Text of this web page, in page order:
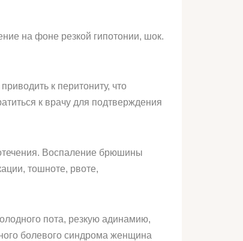
на фоне резкой гипотонии, шок.
к перитониту, что
к врачу для подтверждения
Воспаление брюшины
тошноте, рвоте,
пота, резкую адинамию,
болевого синдрома женщина